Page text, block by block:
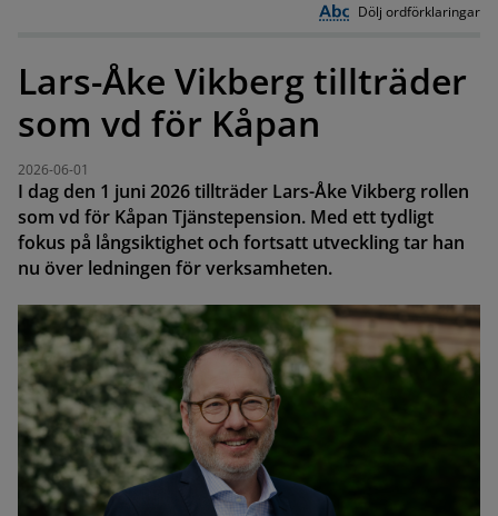
Dölj ordförklaringar
Lars-Åke Vikberg tillträder
som vd för Kåpan
2026-06-01
I dag den 1 juni 2026 tillträder Lars-Åke Vikberg rollen
som vd för Kåpan Tjänstepension. Med ett tydligt
fokus på långsiktighet och fortsatt utveckling tar han
nu över ledningen för verksamheten.